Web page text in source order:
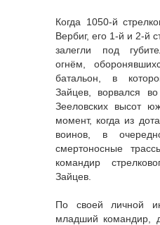
Когда 1050-й
Вербиг, его 1-й и 2-й
залегли под
огнём,
батальон, в
Зайцев, ворвался
Зееловских высот
момент, когда из
воинов, в
смертоносные
командир
Зайцев.
По своей личной
младший командир,